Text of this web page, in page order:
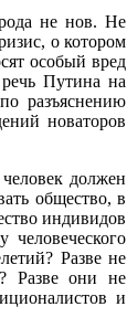
не нов. Не
о котором
особый вред
речь Путина на
разъяснению
новаторов
должен
общество, в
индивидов
Разве не
Разве они не
и